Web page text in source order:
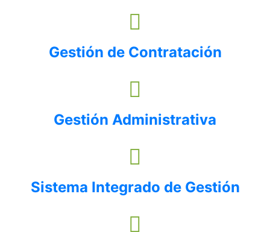
Gestión de Contratación
Gestión Administrativa
Sistema Integrado de Gestión